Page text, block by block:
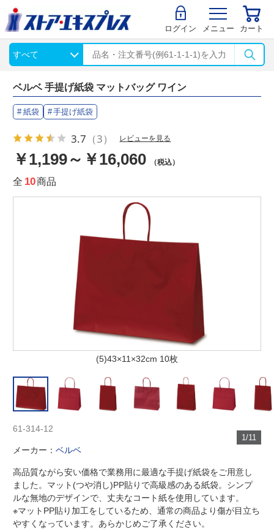
ログイン メニュー カート
ベルベ 手提げ紙袋 マットバッグ ワイン
紙袋 手提げ紙袋
3.7 （3） レビューを見る
￥1,199～￥16,060 （税込）
全 10商品
(5)43×11×32cm 10枚
1/11
61-314-12
メーカー：ベルベ
高品質ながら安い価格で業務用に最適な手提げ紙袋をご用意し
ました。マット(つや消し)PP貼りで高級感のある紙袋。シンプ
ルな無地のデザインで、丈夫なコート紙を使用しています。
※マットPP貼り加工をしているため、通常の商品より傷が目立ち
やすくなっています。あらかじめご了承ください。